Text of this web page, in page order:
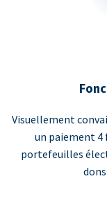
Visuellement
un paiement 4
portefeuilles